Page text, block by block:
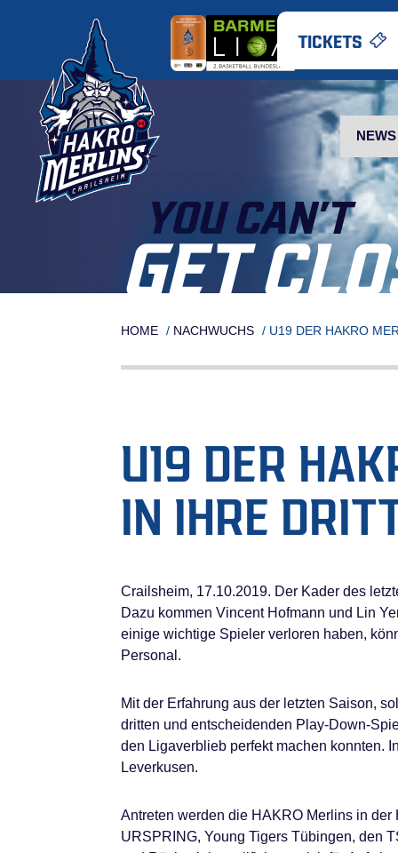
TICKETS
NEWS
YOU CAN’T
GET
HOME / NACHWUCHS / U19 DER HAKRO
U19 DER
IN IHRE
Crailsheim, 17.10.2019. Der Kader des
Dazu kommen Vincent Hofmann und Lin
einige wichtige Spieler verloren haben,
Personal.
Mit der Erfahrung aus der letzten Saison,
dritten und entscheidenden Play-Down-
den Ligaverblieb perfekt machen konnten.
Leverkusen.
Antreten werden die HAKRO Merlins in
URSPRING, Young Tigers Tübingen, den